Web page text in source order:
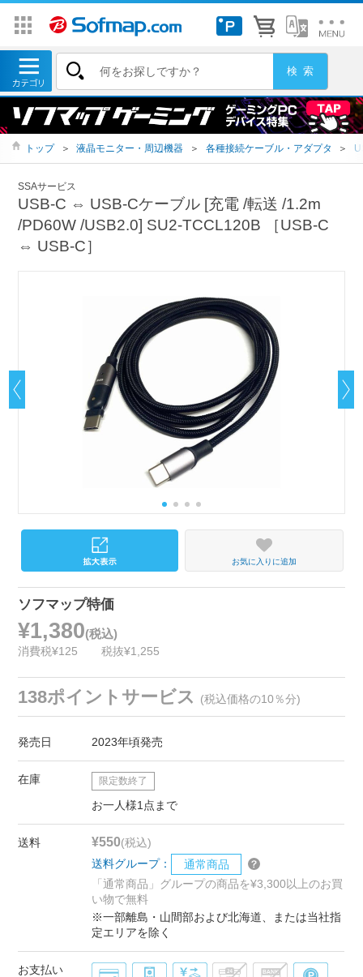
トップ ＞ 液晶モニター・周辺機器 ＞ 各種接続ケーブル・アダプタ ＞
SSAサービス
USB-C ⇔ USB-Cケーブル [充電 /転送 /1.2m
/PD60W /USB2.0] SU2-TCCL120B ［USB-C
⇔ USB-C］
お気に入りに追加
ソフマップ特価
¥1,380(税込)
消費税¥125 税抜¥1,255
138ポイントサービス (税込価格の10％分)
発売日 2023年頃発売
在庫 限定数終了
お一人様1点まで
送料 ¥550(税込)
送料グループ：
通常商品
「通常商品」グループの商品を¥3,300以上のお買
い物で無料
※一部離島・山間部および北海道、または当社指
定エリアを除く
お支払い